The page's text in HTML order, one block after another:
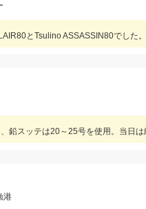
とTsulino ASSASSIN80でした。
鉛スッテは20～25号を使用。当日は
港